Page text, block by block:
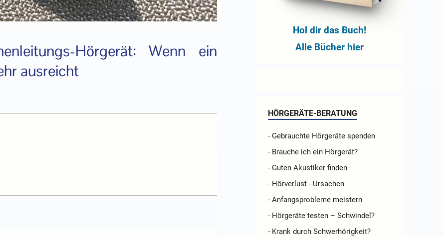
Hörgerät: Wenn ein
ausreicht
Hol dir das Buch!
Alle Bücher hier
HÖRGERÄTE-BERATUNG
- Gebrauchte Hörgeräte spenden
- Brauche ich ein Hörgerät?
- Guten Akustiker finden
- Hörverlust - Ursachen
- Anfangsprobleme meistern
- Hörgeräte testen – Schwindel?
- Krank durch Schwerhörigkeit?